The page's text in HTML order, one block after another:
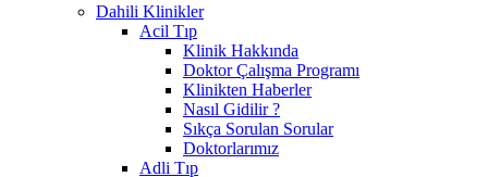
Dahili Klinikler
Acil Tıp
Klinik Hakkında
Doktor Çalışma Programı
Klinikten Haberler
Nasıl Gidilir ?
Sıkça Sorulan Sorular
Doktorlarımız
Adli Tıp